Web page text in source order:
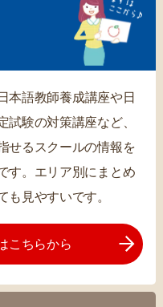
本語教師養成講座や日
試験の対策講座など、
せるスクールの情報を
す。エリア別にまとめ
も見やすいです。
こちらから